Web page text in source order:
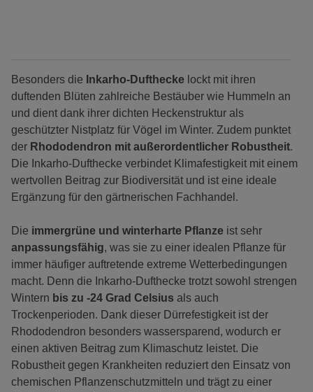
Besonders die Inkarho-Dufthecke lockt mit ihren
duftenden Blüten zahlreiche Bestäuber wie Hummeln an
und dient dank ihrer dichten Heckenstruktur als
geschützter Nistplatz für Vögel im Winter. Zudem punktet
der Rhododendron mit außerordentlicher Robustheit.
Die Inkarho-Dufthecke verbindet Klimafestigkeit mit einem
wertvollen Beitrag zur Biodiversität und ist eine ideale
Ergänzung für den gärtnerischen Fachhandel.
Die immergrüne und winterharte Pflanze ist sehr
anpassungsfähig, was sie zu einer idealen Pflanze für
immer häufiger auftretende extreme Wetterbedingungen
macht. Denn die Inkarho-Dufthecke trotzt sowohl strengen
Wintern bis zu -24 Grad Celsius als auch
Trockenperioden. Dank dieser Dürrefestigkeit ist der
Rhododendron besonders wassersparend, wodurch er
einen aktiven Beitrag zum Klimaschutz leistet. Die
Robustheit gegen Krankheiten reduziert den Einsatz von
chemischen Pflanzenschutzmitteln und trägt zu einer